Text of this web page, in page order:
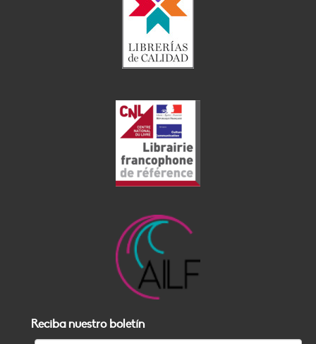
Reciba nuestro boletín